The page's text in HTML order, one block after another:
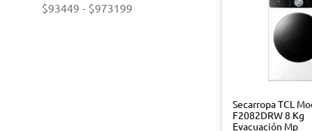
$93449 - $973199
Secarropa TCL
F2082DRW 8 Kg
Evacuación Mp